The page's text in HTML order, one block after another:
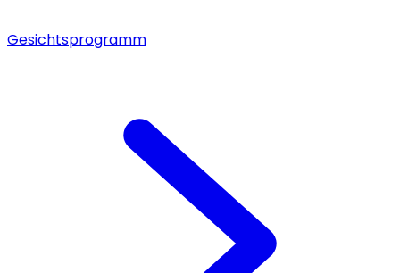
Gesichtsprogramm